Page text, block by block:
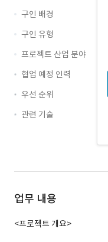
구인 배경
구인 유형
프로젝트 산업 분야
협업 예정 인력
우선 순위
관련 기술
업무 내용
<프로젝트 개요>